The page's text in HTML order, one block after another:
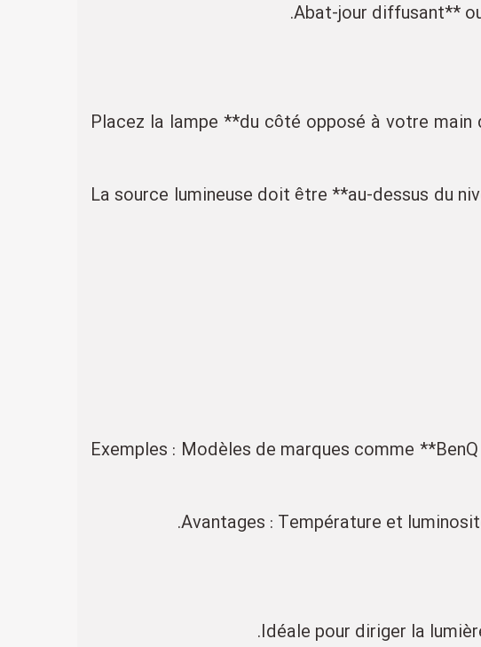
- Placez la lampe **du côté opposé à votre
- La source lumineuse doit être **au-dessus du
Exemples : Modèles de marques comme
Idéale pour diriger la